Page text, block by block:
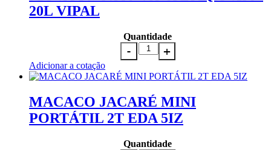
20L VIPAL
Quantidade
Adicionar a cotação
MACACO JACARÉ MINI
PORTÁTIL 2T EDA 5IZ
Quantidade